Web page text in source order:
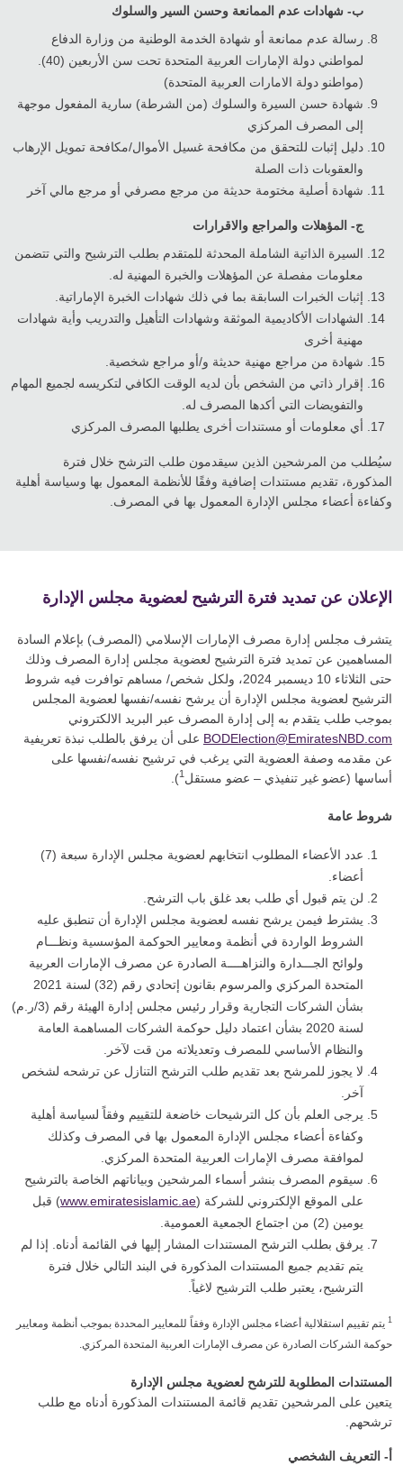
ب‌- شهادات عدم الممانعة وحسن السير والسلوك
رسالة عدم ممانعة أو شهادة الخدمة الوطنية من وزارة الدفاع
لمواطني دولة الإمارات العربية المتحدة تحت سن الأربعين (40).
(مواطنو دولة الامارات العربية المتحدة)
شهادة حسن السيرة والسلوك (من الشرطة) سارية المفعول موجهة
إلى المصرف المركزي
دليل إثبات للتحقق من مكافحة غسيل الأموال/مكافحة تمويل الإرهاب
والعقوبات ذات الصلة
شهادة أصلية مختومة حديثة من مرجع مصرفي أو مرجع مالي آخر
ج‌- المؤهلات والمراجع والاقرارات
السيرة الذاتية الشاملة المحدثة للمتقدم بطلب الترشيح والتي تتضمن
معلومات مفصلة عن المؤهلات والخبرة المهنية له.
إثبات الخبرات السابقة بما في ذلك شهادات الخبرة الإماراتية.
الشهادات الأكاديمية الموثقة وشهادات التأهيل والتدريب وأية شهادات
مهنية أخرى
شهادة من مراجع مهنية حديثة و/أو مراجع شخصية.
إقرار ذاتي من الشخص بأن لديه الوقت الكافي لتكريسه لجميع المهام
والتفويضات التي أكدها المصرف له.
أي معلومات أو مستندات أخرى يطلبها المصرف المركزي
سيُطلب من المرشحين الذين سيقدمون طلب الترشح خلال فترة
المذكورة، تقديم مستندات إضافية وفقًا للأنظمة المعمول بها وسياسة أهلية
وكفاءة أعضاء مجلس الإدارة المعمول بها في المصرف.
الإعلان عن تمديد فترة الترشيح لعضوية مجلس الإدارة
يتشرف مجلس إدارة مصرف الإمارات الإسلامي (المصرف) بإعلام السادة
المساهمين عن تمديد فترة الترشيح لعضوية مجلس إدارة المصرف وذلك
حتى الثلاثاء 10 ديسمبر 2024، ولكل شخص/ مساهم توافرت فيه شروط
الترشيح لعضوية مجلس الإدارة أن يرشح نفسه/نفسها لعضوية المجلس
بموجب طلب يتقدم به إلى إدارة المصرف عبر البريد الالكتروني
BODElection@EmiratesNBD.com على أن يرفق بالطلب نبذة تعريفية
عن مقدمه وصفة العضوية التي يرغب في ترشيح نفسه/نفسها على
أساسها (عضو غير تنفيذي – عضو مستقل 1
).
شروط عامة
عدد الأعضاء المطلوب انتخابهم لعضوية مجلس الإدارة سبعة (7)
أعضاء.
لن يتم قبول أي طلب بعد غلق باب الترشح.
يشترط فيمن يرشح نفسه لعضوية مجلس الإدارة أن تنطبق عليه
الشروط الواردة في أنظمة ومعايير الحوكمة المؤسسية ونظـــام
ولوائح الجـــدارة والنزاهــــة الصادرة عن مصرف الإمارات العربية
المتحدة المركزي والمرسوم بقانون إتحادي رقم (32) لسنة 2021
بشأن الشركات التجارية وقرار رئيس مجلس إدارة الهيئة رقم (3/ر.م)
لسنة 2020 بشأن اعتماد دليل حوكمة الشركات المساهمة العامة
والنظام الأساسي للمصرف وتعديلاته من قت لآخر.
لا يجوز للمرشح بعد تقديم طلب الترشح التنازل عن ترشحه لشخص
آخر.
يرجى العلم بأن كل الترشيحات خاضعة للتقييم وفقاً لسياسة أهلية
وكفاءة أعضاء مجلس الإدارة المعمول بها في المصرف وكذلك
لموافقة مصرف الإمارات العربية المتحدة المركزي.
سيقوم المصرف بنشر أسماء المرشحين وبياناتهم الخاصة بالترشيح
على الموقع الإلكتروني للشركة (www.emiratesislamic.ae) قبل
يومين (2) من اجتماع الجمعية العمومية.
يرفق بطلب الترشح المستندات المشار إليها في القائمة أدناه. إذا لم
يتم تقديم جميع المستندات المذكورة في البند التالي خلال فترة
الترشيح، يعتبر طلب الترشيح لاغياً.
1 يتم تقييم استقلالية أعضاء مجلس الإدارة وفقاً للمعايير المحددة بموجب أنظمة ومعايير
حوكمة الشركات الصادرة عن مصرف الإمارات العربية المتحدة المركزي.
المستندات المطلوبة للترشح لعضوية مجلس الإدارة
يتعين على المرشحين تقديم قائمة المستندات المذكورة أدناه مع طلب
ترشحهم.
أ‌- التعريف الشخصي